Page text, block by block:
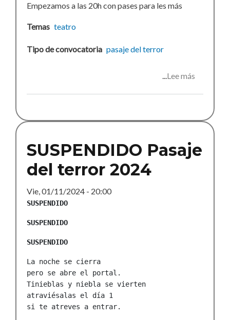
Empezamos a las 20h con pases para les más
Temas teatro
Tipo de convocatoria pasaje del terror
Lee más
terror
2025
SUSPENDIDO Pasaje
del terror 2024
Vie, 01/11/2024 - 20:00
SUSPENDIDO
SUSPENDIDO
SUSPENDIDO
La noche se cierra
pero se abre el portal.
Tinieblas y niebla se vierten
atraviésalas el día 1
si te atreves a entrar.